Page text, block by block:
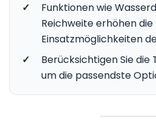
✓
Funktionen wie
Reichweite erhöhen die
Einsatzmöglichkeiten
✓
Berücksichtigen Sie
um die passendste